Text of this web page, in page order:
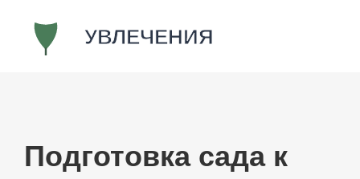
Подготовка сада к